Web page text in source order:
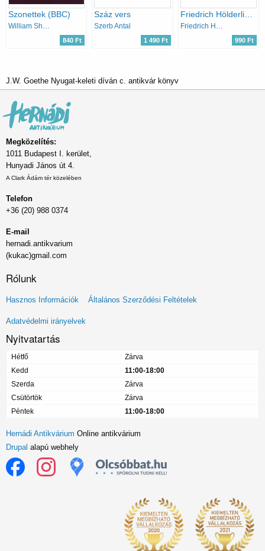
Szonettek (BBC)
840 Ft
Száz vers
Szerb Antal
1 490 Ft
Friedrich Hölderlin versei (Lyra Mundi)
990 Ft
J.W. Goethe Nyugat-keleti díván c. antikvár könyv
Megközelítés:
1011 Budapest I. kerület,
Hunyadi János út 4.
A Clark Ádám tér közelében
Telefon
+36 (20) 988 0374
E-mail
hernadi.antikvarium
(kukac)gmail.com
Rólunk
Lábléc
menü
Hasznos Információk Általános Szerződési Feltételek
Adatvédelmi irányelvek
Nyitvatartás
Hétfő
Zárva
Kedd
11:00-18:00
Szerda
Zárva
Csütörtök
Zárva
Péntek
11:00-18:00
Hernádi Antikvárium Online antikvárium
Drupal alapú webhely